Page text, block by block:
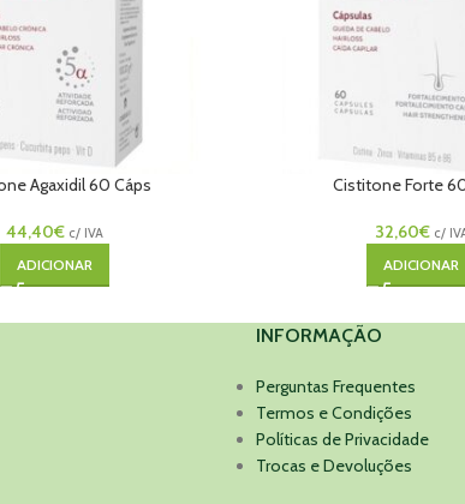
Agaxidil 60 Cáps
44,40€ c/ IVA
ADICIONAR
Cistitone Forte
32,60€ c/
ADICIONAR
INFORMAÇÃO
Perguntas Frequentes
Termos e Condições
Políticas de Privacidade
Trocas e Devoluções